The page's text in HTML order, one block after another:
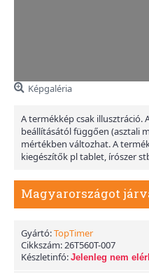
Képgaléria
A termékkép csak illusztráció.
beállításától függően (asztali
mértékben változhat. A
kiegészítők pl tablet, írószer
Gyártó:TopTimer
Cikkszám:26T560T-007
Készletinfó: Jelenleg nem